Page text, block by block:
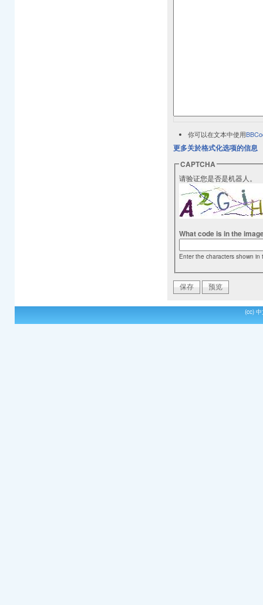
你可以在文本中使用
更多关於格式化选项的信息
CAPTCHA
请验证您是否是机器人。
What code is in the
Enter the characters shown in
(cc)中